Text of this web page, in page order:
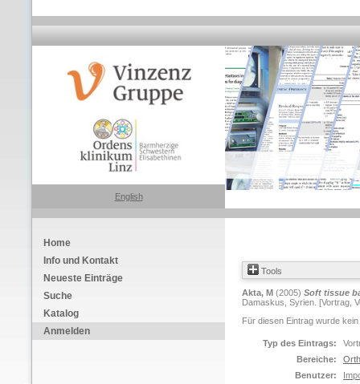
English
Home
Info und Kontakt
Neueste Einträge
Suche
Katalog
Anmelden
Tools
Akta, M (2005) Soft tissue
Damaskus, Syrien. [Vortrag,
Für diesen Eintrag wurde
Typ des Eintrags:
Bereiche:
Benutzer: